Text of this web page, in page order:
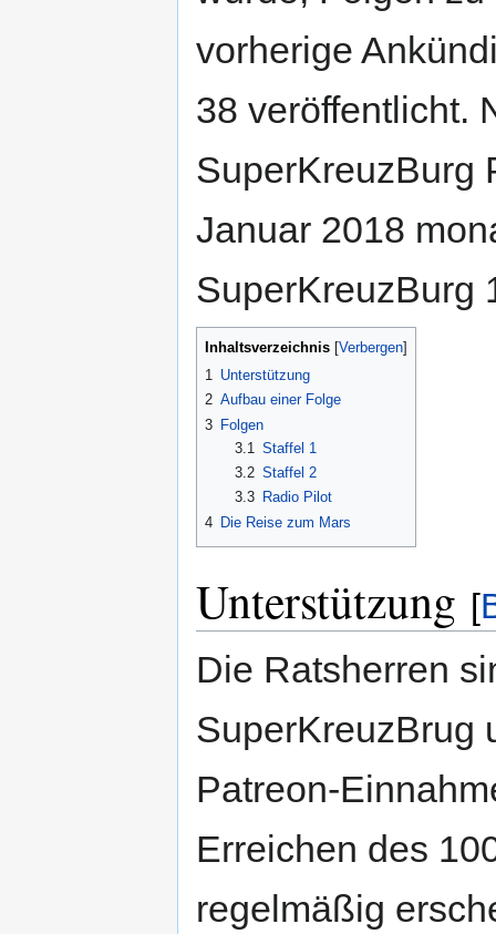
vorherige
38 veröffentlicht.
SuperKreuzBurg
Januar 2018
SuperKreuzBurg
Inhaltsverzeichnis
1
Unterstützung
2 Aufbau einer Folge
3 Folgen
3.1 Staffel 1
3.2 Staffel 2
3.3
Radio Pilot
4 Die Reise zum Mars
Unterstützung [
Die Ratsherren
SuperKreuzBrug
Patreon-
Erreichen des
regelmäßig